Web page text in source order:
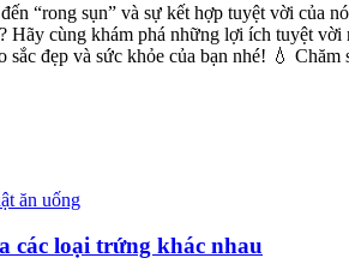
“rong sụn” và sự kết hợp tuyệt vời của
Hãy cùng khám phá những lợi ích tuyệt vời
sắc đẹp và sức khỏe của bạn nhé! 💧 Chăm
ăn uống
các loại trứng khác nhau